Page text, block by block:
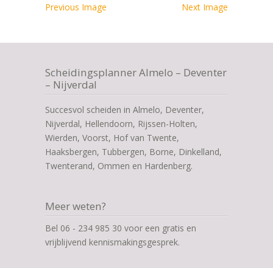
Previous Image Next Image
Scheidingsplanner Almelo – Deventer
– Nijverdal
Succesvol scheiden in Almelo, Deventer,
Nijverdal, Hellendoorn, Rijssen-Holten,
Wierden, Voorst, Hof van Twente,
Haaksbergen, Tubbergen, Borne, Dinkelland,
Twenterand, Ommen en Hardenberg.
Meer weten?
Bel 06 - 234 985 30 voor een gratis en
vrijblijvend kennismakingsgesprek.